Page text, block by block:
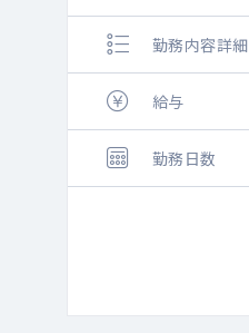
勤務内容詳細
給与
勤務日数